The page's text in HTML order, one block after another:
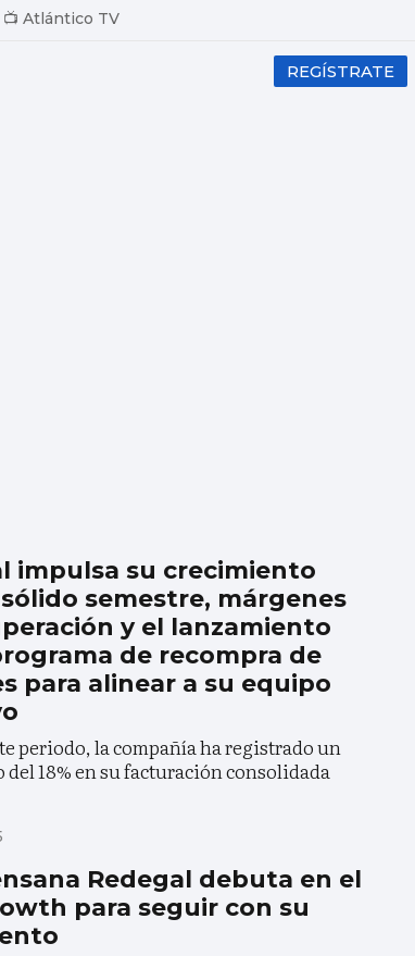
📺 Atlántico TV
REGÍSTRATE
impulsa su crecimiento
semestre, márgenes
y el lanzamiento
de recompra de
para alinear a su equipo
periodo, la compañía ha registrado un
18% en su facturación consolidada
Redegal debuta en el
para seguir con su